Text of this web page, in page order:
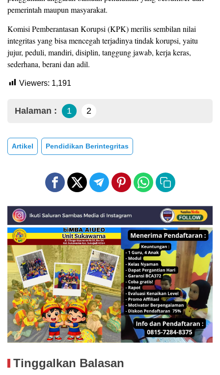
pemerintah maupun masyarakat.
Komisi Pemberantasan Korupsi (KPK) merilis sembilan nilai
integritas yang bisa mencegah terjadinya tindak korupsi, yaitu
jujur, peduli, mandiri, disiplin, tanggung jawab, kerja keras,
sederhana, berani dan adil.
Viewers: 1,191
Halaman : 1 2
Artikel Pendidikan Berintegritas
Tinggalkan Balasan